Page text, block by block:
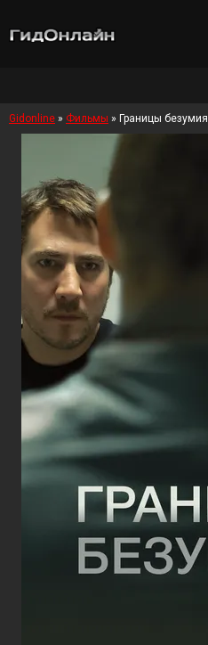
Gidonline » Фильмы » Границы безумия